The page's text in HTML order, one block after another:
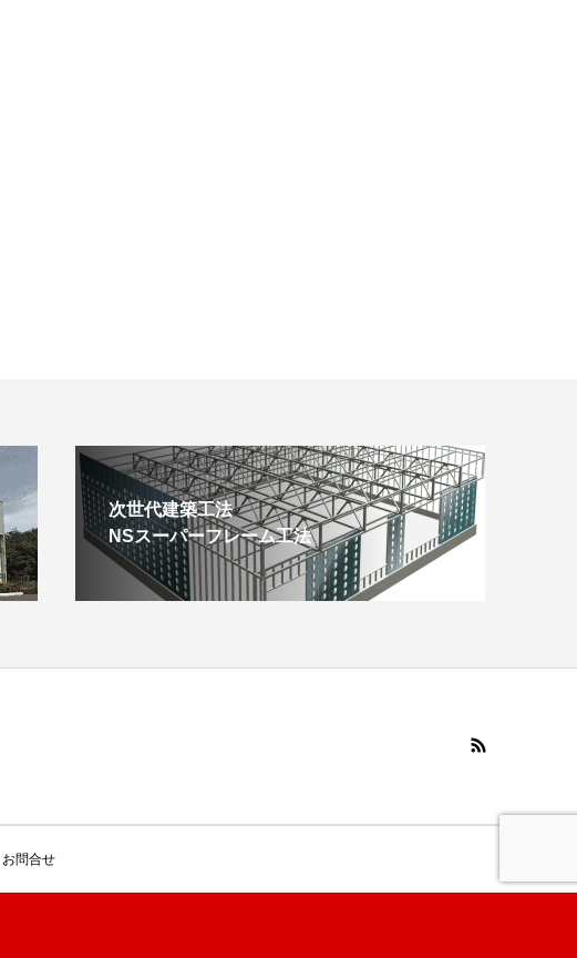
次世代建築工法
NSスーパーフレーム工法
お問合せ